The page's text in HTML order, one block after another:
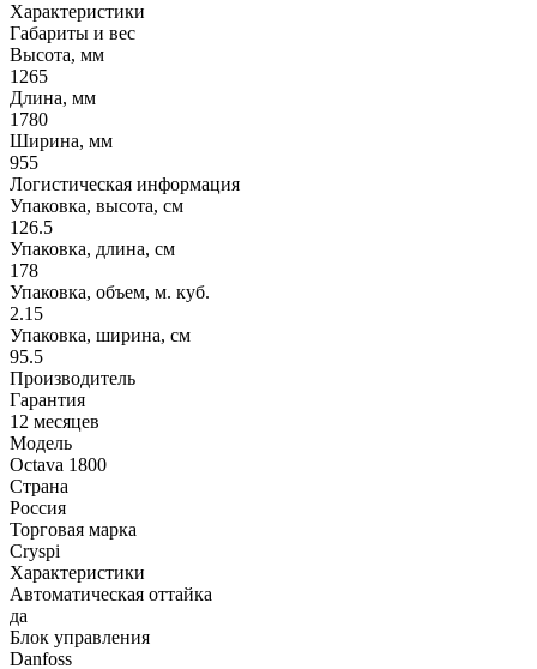
Характеристики
Габариты и вес
Высота, мм
1265
Длина, мм
1780
Ширина, мм
955
Логистическая информация
Упаковка, высота, см
126.5
Упаковка, длина, см
178
Упаковка, объем, м. куб.
2.15
Упаковка, ширина, см
95.5
Производитель
Гарантия
12 месяцев
Модель
Octava 1800
Страна
Россия
Торговая марка
Cryspi
Характеристики
Автоматическая оттайка
да
Блок управления
Danfoss